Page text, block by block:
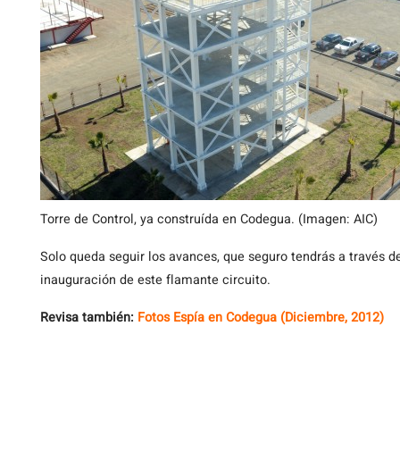
Torre de Control, ya construída en Codegua. (Imagen: AIC)
Solo queda seguir los avances, que seguro tendrás a través
inauguración de este flamante circuito.
Revisa también: Fotos Espía en Codegua (Diciembre, 2012)